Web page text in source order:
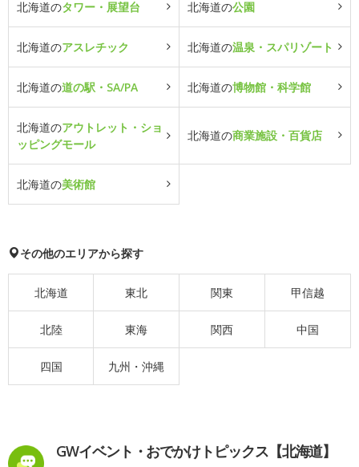
北海道のタワー・展望台 北海道の公園
北海道のアスレチック 北海道の温泉・スパリゾート
北海道の道の駅・SA/PA 北海道の博物館・科学館
北海道のアウトレット・ショ
ッピングモール
北海道の商業施設・百貨店
北海道の美術館
その他のエリアから探す
北海道 東北 関東 甲信越
北陸 東海 関西 中国
四国 九州・沖縄
GWイベント・おでかけトピックス【北海道】